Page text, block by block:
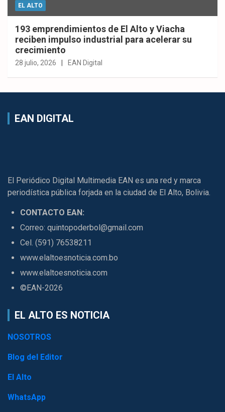
EL ALTO
193 emprendimientos de El Alto y Viacha
reciben impulso industrial para acelerar su
crecimiento
28 julio, 2026 EAN Digital
EAN DIGITAL
El Periódico Digital Multimedia EAN es una red y marca
periodística pública forjada en la ciudad de El Alto, Bolivia.
CONTACTO EAN:
Correo: quintopoderbol@gmail.com
Cel. (591) 76538211
www.elaltoesnoticia.com.bo
www.elaltoesnoticia.com
©EAN-2026
EL ALTO ES NOTICIA
NOSOTROS
Blog del Editor
El Alto
WhatsApp